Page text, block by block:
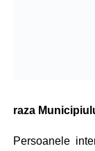
raza
Persoanele